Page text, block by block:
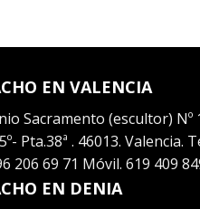
EN VALENCIA
Sacramento (escultor) Nº
Pta.38ª . 46013. Valencia.
206 69 71 Móvil. 619 409
EN DENIA